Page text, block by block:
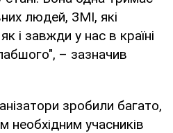
людей, ЗМІ, які
і завжди у нас в країні
– зазначив
зробили багато,
необхідним учасників